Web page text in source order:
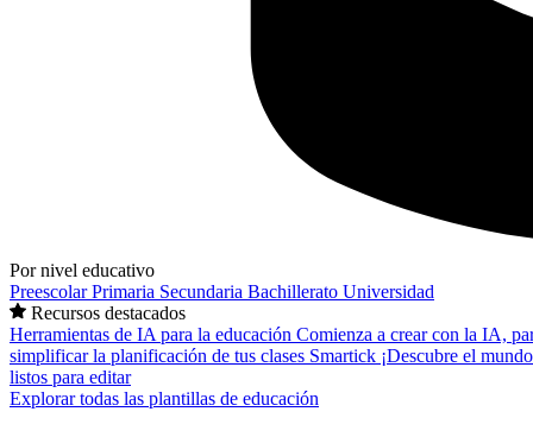
Por nivel educativo
PreescolarPrimaria Secundaria Bachillerato Universidad
Recursos destacados
Herramientas de IA para la educación Comienza a crear con la IA,
simplificar la planificación de tus clases Smartick ¡Descubre el
listos para editar
Explorar todas las plantillas de educación